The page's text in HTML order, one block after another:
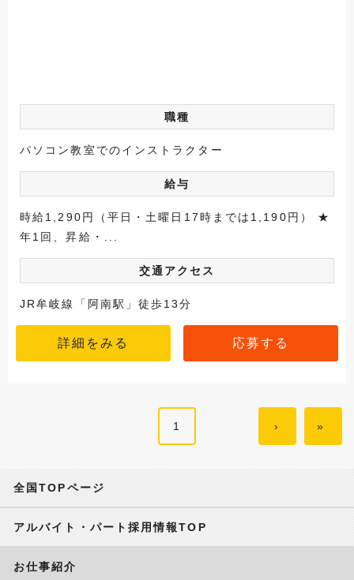
職種
パソコン教室でのインストラクター
給与
時給1,290円（平日・土曜日17時までは1,190円） ★
年1回、昇給・...
交通アクセス
JR牟岐線「阿南駅」徒歩13分
詳細をみる 応募する
1 › »
全国TOPページ
アルバイト・パート採用情報TOP
お仕事紹介